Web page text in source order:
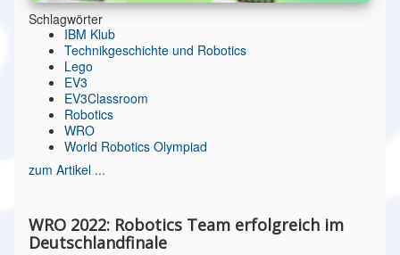
Schlagwörter
IBM Klub
Technikgeschichte und Robotics
Lego
EV3
EV3Classroom
Robotics
WRO
World Robotics Olympiad
zum Artikel ...
WRO 2022: Robotics Team erfolgreich im
Deutschlandfinale